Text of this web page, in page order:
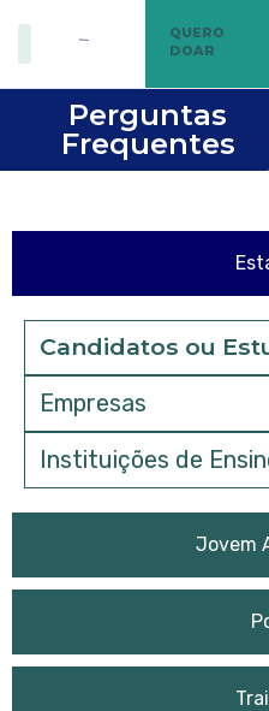
QUERO
DOAR
Perguntas
Frequentes
Jovem
Candidatos ou
Empresas
Instituições de